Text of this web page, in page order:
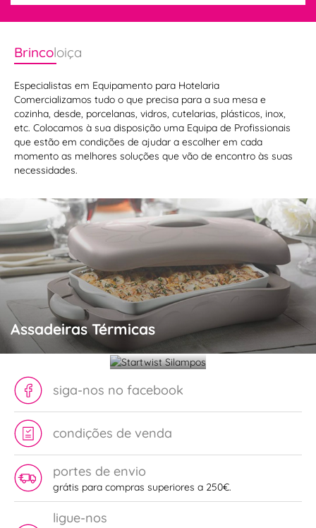
Brincoloiça
Especialistas em Equipamento para Hotelaria
Comercializamos tudo o que precisa para a sua mesa e
cozinha, desde, porcelanas, vidros, cutelarias, plásticos, inox,
etc. Colocamos à sua disposição uma Equipa de Profissionais
que estão em condições de ajudar a escolher em cada
momento as melhores soluções que vão de encontro às suas
necessidades.
Assadeiras Térmicas
Startwist
Silampos
siga-nos no facebook
condições de venda
portes de envio
grátis para compras superiores a 250€.
ligue-nos